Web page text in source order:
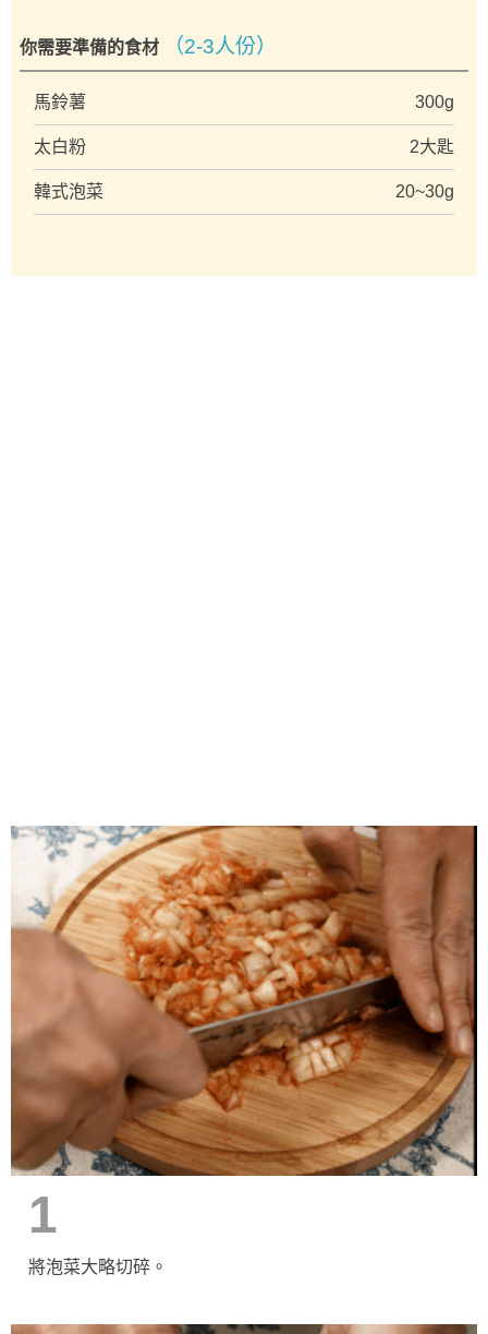
你需要準備的食材 （2-3人份）
馬鈴薯 300g
太白粉 2大匙
韓式泡菜 20~30g
1
將泡菜大略切碎。